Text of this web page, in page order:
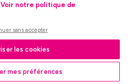
Voir notre politique de
sans accepter
les cookies
mes préférences